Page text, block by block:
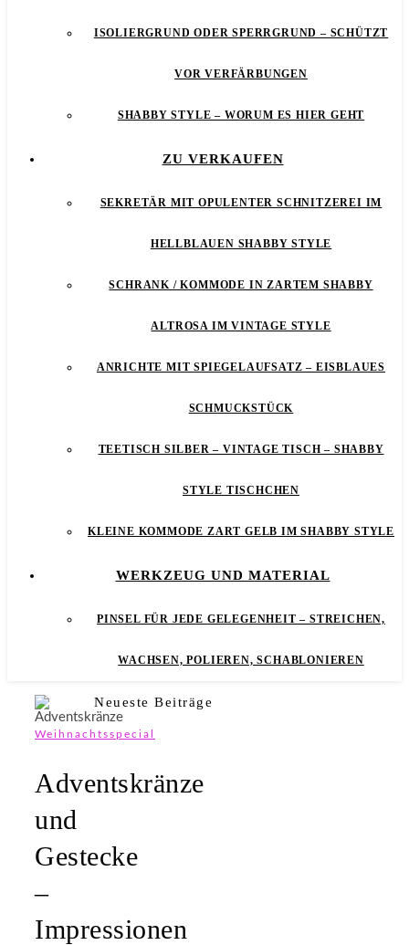
ISOLIERGRUND ODER SPERRGRUND – SCHÜTZT
VOR VERFÄRBUNGEN
SHABBY STYLE – WORUM ES HIER GEHT
ZU VERKAUFEN
SEKRETÄR MIT OPULENTER SCHNITZEREI IM
HELLBLAUEN SHABBY STYLE
SCHRANK / KOMMODE IN ZARTEM SHABBY
ALTROSA IM VINTAGE STYLE
ANRICHTE MIT SPIEGELAUFSATZ – EISBLAUES
SCHMUCKSTÜCK
TEETISCH SILBER – VINTAGE TISCH – SHABBY
STYLE TISCHCHEN
KLEINE KOMMODE ZART GELB IM SHABBY STYLE
WERKZEUG UND MATERIAL
PINSEL FÜR JEDE GELEGENHEIT – STREICHEN,
WACHSEN, POLIEREN, SCHABLONIEREN
Weihnachtsspecial
Adventskränze
und
Gestecke
–
Impressionen
Neueste Beiträge